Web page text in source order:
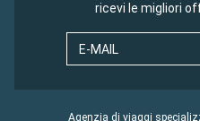
ricevi le migliori
E-MAIL
Agenzia di viaggi